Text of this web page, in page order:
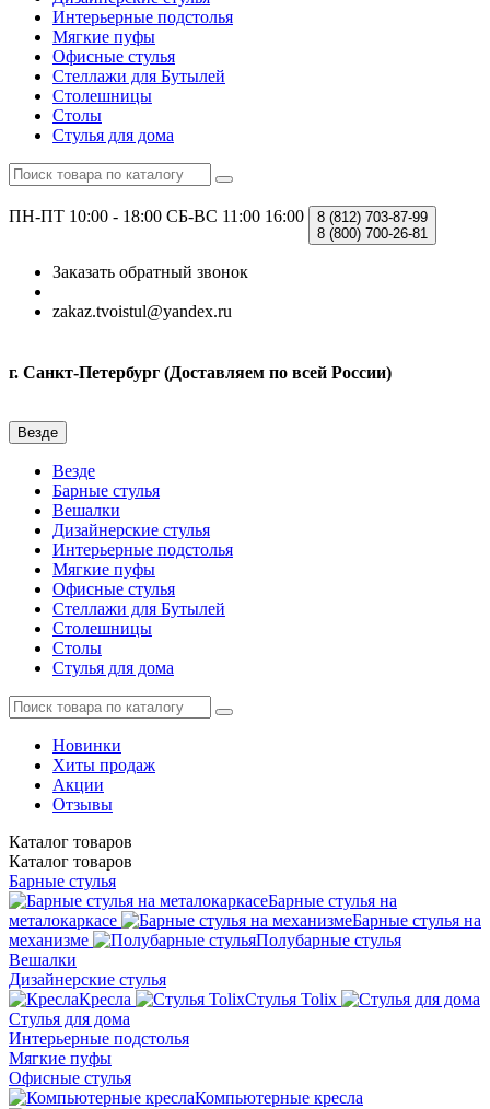
Интерьерные подстолья
Мягкие пуфы
Офисные стулья
Стеллажи для Бутылей
Столешницы
Столы
Стулья для дома
ПН-ПТ 10:00 - 18:00 СБ-ВС 11:00 16:00 8 (812) 703-87-99
8 (800) 700-26-81
Заказать обратный звонок
zakaz.tvoistul@yandex.ru
г. Санкт-Петербург (Доставляем по всей России)
Везде
Везде
Барные стулья
Вешалки
Дизайнерские стулья
Интерьерные подстолья
Мягкие пуфы
Офисные стулья
Стеллажи для Бутылей
Столешницы
Столы
Стулья для дома
Новинки
Хиты продаж
Акции
Отзывы
Каталог товаров
Каталог товаров
Барные стулья
Барные стулья на
металокаркасе
Барные стулья на
механизме
Полубарные стулья
Вешалки
Дизайнерские стулья
Кресла
Стулья Tolix
Стулья для дома
Интерьерные подстолья
Мягкие пуфы
Офисные стулья
Компьютерные кресла